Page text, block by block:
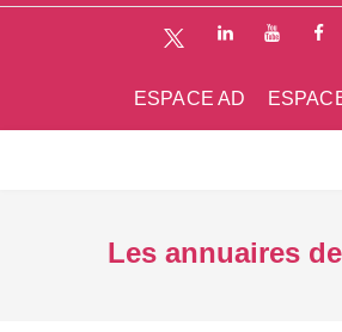
ESPACE AD
Les annuaires